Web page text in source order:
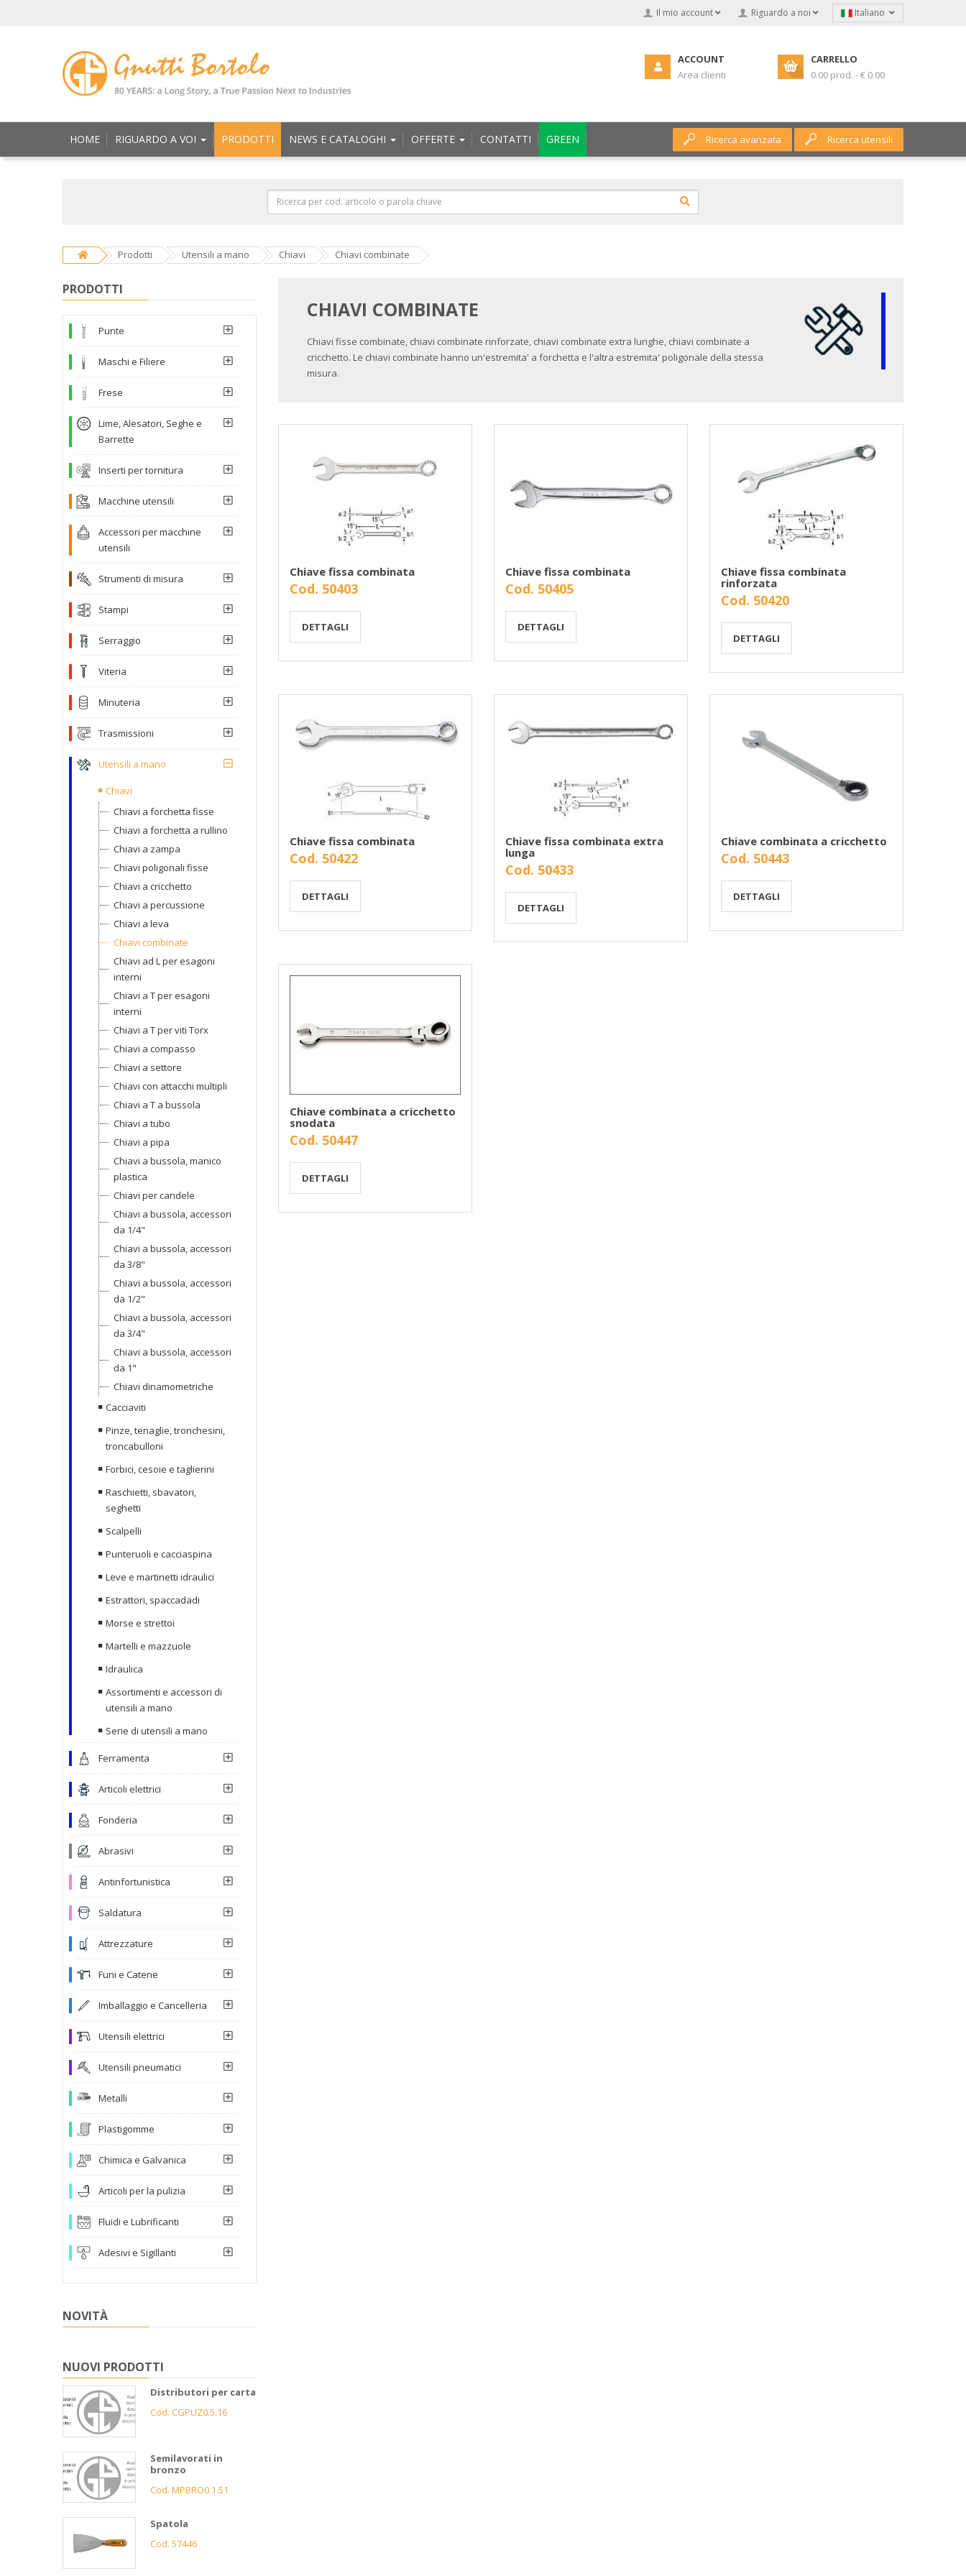
Il mio account Riguardo a noi Italiano
ACCOUNT
Area clienti
CARRELLO
0.00 prod. - € 0.00
HOME RIGUARDO A VOI PRODOTTI NEWS E CATALOGHI OFFERTE CONTATTI GREEN Ricerca avanzata Ricerca utensili
Prodotti Utensili a mano Chiavi Chiavi combinate
CHIAVI COMBINATE
Chiavi fisse combinate, chiavi combinate rinforzate, chiavi combinate extra lunghe, chiavi combinate a
cricchetto. Le chiavi combinate hanno un'estremita' a forchetta e l'altra estremita' poligonale della stessa
misura.
Chiave fissa combinata
Cod. 50403
DETTAGLI
Chiave fissa combinata
Cod. 50405
DETTAGLI
Chiave fissa combinata
rinforzata
Cod. 50420
DETTAGLI
Chiave fissa combinata
Cod. 50422
DETTAGLI
Chiave fissa combinata extra
lunga
Cod. 50433
DETTAGLI
Chiave combinata a cricchetto
Cod. 50443
DETTAGLI
Chiave combinata a cricchetto
snodata
Cod. 50447
DETTAGLI
PRODOTTI
Punte
Maschi e Filiere
Frese
Lime, Alesatori, Seghe e
Barrette
Inserti per tornitura
Macchine utensili
Accessori per macchine
utensili
Strumenti di misura
Stampi
Serraggio
Viteria
Minuteria
Trasmissioni
Utensili a mano
Chiavi
Chiavi a forchetta fisse
Chiavi a forchetta a rullino
Chiavi a zampa
Chiavi poligonali fisse
Chiavi a cricchetto
Chiavi a percussione
Chiavi a leva
Chiavi combinate
Chiavi ad L per esagoni
interni
Chiavi a T per esagoni
interni
Chiavi a T per viti Torx
Chiavi a compasso
Chiavi a settore
Chiavi con attacchi multipli
Chiavi a T a bussola
Chiavi a tubo
Chiavi a pipa
Chiavi a bussola, manico
plastica
Chiavi per candele
Chiavi a bussola, accessori
da 1/4"
Chiavi a bussola, accessori
da 3/8"
Chiavi a bussola, accessori
da 1/2"
Chiavi a bussola, accessori
da 3/4"
Chiavi a bussola, accessori
da 1"
Chiavi dinamometriche
Cacciaviti
Pinze, tenaglie, tronchesini,
troncabulloni
Forbici, cesoie e taglierini
Raschietti, sbavatori,
seghetti
Scalpelli
Punteruoli e cacciaspina
Leve e martinetti idraulici
Estrattori, spaccadadi
Morse e strettoi
Martelli e mazzuole
Idraulica
Assortimenti e accessori di
utensili a mano
Serie di utensili a mano
Ferramenta
Articoli elettrici
Fonderia
Abrasivi
Antinfortunistica
Saldatura
Attrezzature
Funi e Catene
Imballaggio e Cancelleria
Utensili elettrici
Utensili pneumatici
Metalli
Plastigomme
Chimica e Galvanica
Articoli per la pulizia
Fluidi e Lubrificanti
Adesivi e Sigillanti
NOVITÀ
NUOVI PRODOTTI
Distributori per carta
Cod. CGPUZ0.5.16
Semilavorati in
bronzo
Cod. MPBRO0.1.51
Spatola
Cod. 57446